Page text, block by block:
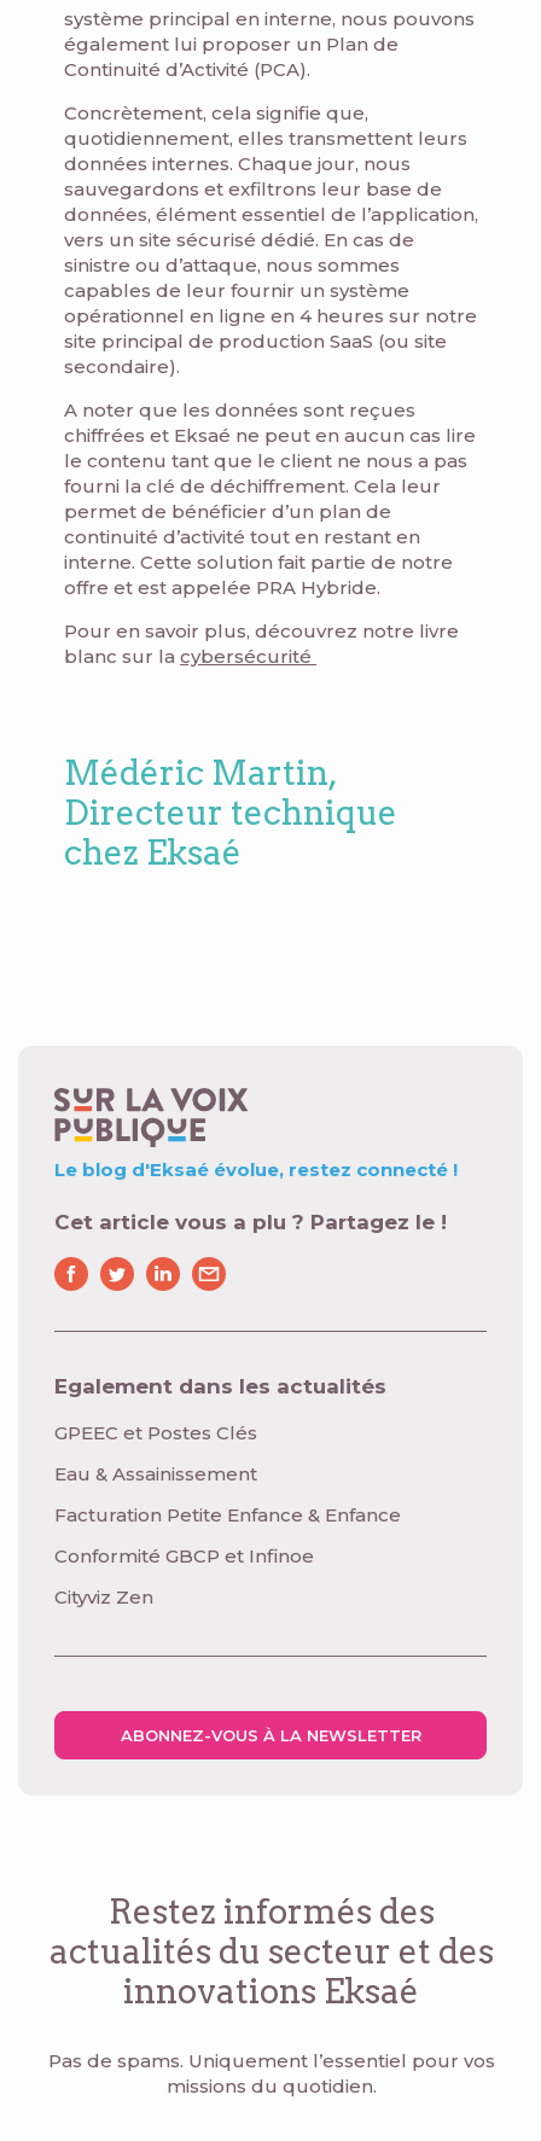
système principal en interne, nous pouvons
également lui proposer un Plan de
Continuité d’Activité (PCA).
Concrètement, cela signifie que,
quotidiennement, elles transmettent leurs
données internes. Chaque jour, nous
sauvegardons et exfiltrons leur base de
données, élément essentiel de l’application,
vers un site sécurisé dédié. En cas de
sinistre ou d’attaque, nous sommes
capables de leur fournir un système
opérationnel en ligne en 4 heures sur notre
site principal de production SaaS (ou site
secondaire).
A noter que les données sont reçues
chiffrées et Eksaé ne peut en aucun cas lire
le contenu tant que le client ne nous a pas
fourni la clé de déchiffrement. Cela leur
permet de bénéficier d’un plan de
continuité d’activité tout en restant en
interne. Cette solution fait partie de notre
offre et est appelée PRA Hybride.
Pour en savoir plus, découvrez notre livre
blanc sur la cybersécurité
Médéric Martin,
Directeur technique
chez Eksaé
Le blog d'Eksaé évolue, restez connecté !
Cet article vous a plu ? Partagez le !
Egalement dans les actualités
GPEEC et Postes Clés
Eau & Assainissement
Facturation Petite Enfance & Enfance
Conformité GBCP et Infinoe
Cityviz Zen
ABONNEZ-VOUS À LA NEWSLETTER
Restez informés des
actualités du secteur et des
innovations Eksaé
Pas de spams. Uniquement l’essentiel pour vos
missions du quotidien.